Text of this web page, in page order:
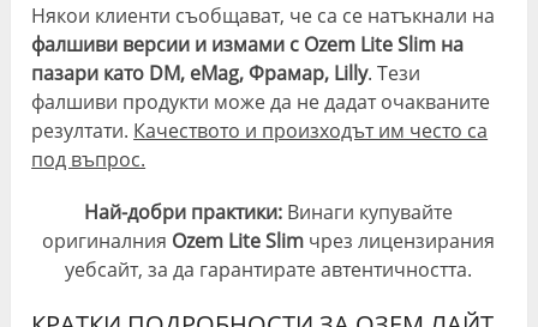
Някои клиенти съобщават, че са се натъкнали на
фалшиви версии и измами с Ozem Lite Slim на
пазари като DM, eMag, Фрамар, Lilly. Тези
фалшиви продукти може да не дадат очакваните
резултати. Качеството и произходът им често са
под въпрос.
Най-добри практики: Винаги купувайте
оригиналния Ozem Lite Slim чрез лицензирания
уебсайт, за да гарантирате автентичността.